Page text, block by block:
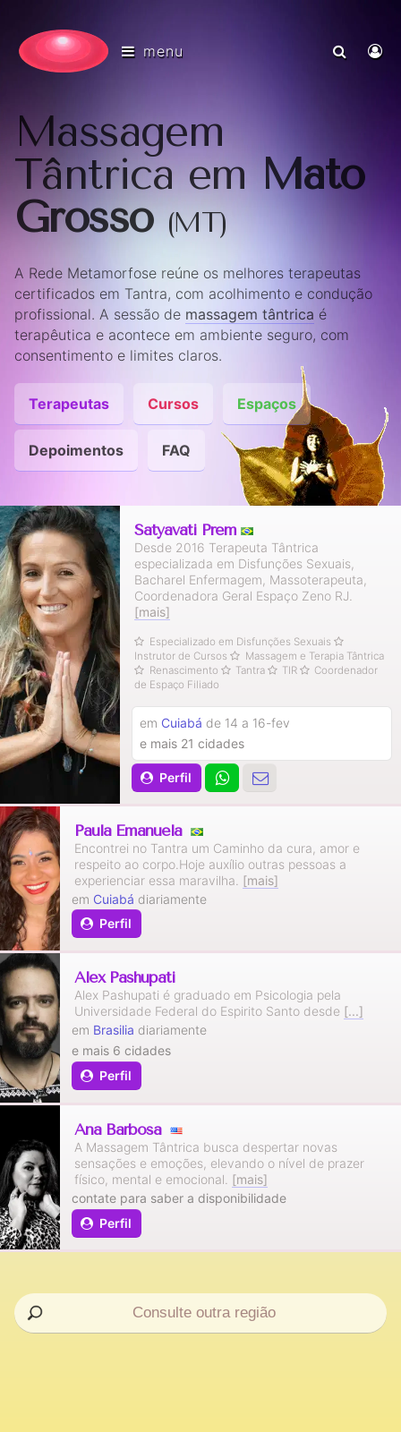
menu
Massagem
Tântrica emMato
Grosso(MT)
A Rede Metamorfose reúne os melhores terapeutas
certificados em Tantra, com acolhimento e condução
profissional. A sessão de massagem tântrica é
terapêutica e acontece em ambiente seguro, com
consentimento e limites claros.
Terapeutas Cursos Espaços
Depoimentos FAQ
Satyavati Prem
Desde 2016 Terapeuta Tântrica
especializada em Disfunções Sexuais,
Bacharel Enfermagem, Massoterapeuta,
Coordenadora Geral Espaço Zeno RJ.
[mais]
Especializado em Disfunções Sexuais
Instrutor de Cursos
Massagem e Terapia Tântrica
Renascimento
Tantra TIR
Coordenador
de Espaço Filiado
Perfil
em Cuiabá de 14 a 16-fev
e mais 21 cidades
Paula Emanuela
Encontrei no Tantra um Caminho da cura, amor e
respeito ao corpo.Hoje auxílio outras pessoas a
experienciar essa maravilha. [mais]
Perfil
em Cuiabá diariamente
Alex Pashupati
Alex Pashupati é graduado em Psicologia pela
Universidade Federal do Espirito Santo desde [...]
Perfil
em Brasilia diariamente
e mais 6 cidades
Ana Barbosa
A Massagem Tântrica busca despertar novas
sensações e emoções, elevando o nível de prazer
físico, mental e emocional. [mais]
Perfil
contate para saber a disponibilidade